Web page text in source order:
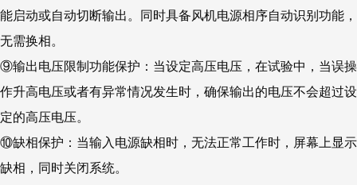
能启动或自动切断输出。同时具备风机电源相序自动识别功能，
无需换相。
⑨输出电压限制功能保护：当设定高压电压，在试验中，当误操
作升高电压或者有异常情况发生时，确保输出的电压不会超过设
定的高压电压。
⑩缺相保护：当输入电源缺相时，无法正常工作时，屏幕上显示
缺相，同时关闭系统。